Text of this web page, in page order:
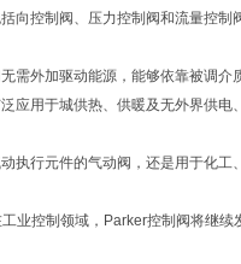
化的产品系列，在工业自动化
控制阀、压力控制阀和流量控制
外加驱动能源，能够依靠被调介
应用于城供热、供暖及无外界供电
行元件的气动阀，还是用于化工
控制领域，Parker控制阀将继续